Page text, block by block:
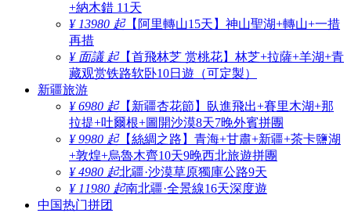
+納木錯 11天
¥ 13980 起【阿里轉山15天】神山聖湖+轉山+一措
再措
¥ 面議 起【首飛林芝 赏桃花】林芝+拉薩+羊湖+青
藏观赏铁路软卧10日遊（可定製）
新疆旅游
¥ 6980 起【新疆杏花節】臥進飛出+賽里木湖+那
拉提+吐爾根+圖開沙漠8天7晚外賓拼團
¥ 9980 起【絲綢之路】青海+甘肅+新疆+茶卡鹽湖
+敦煌+烏魯木齊10天9晚西北旅遊拼團
¥ 4980 起北疆·沙漠草原獨庫公路9天
¥ 11980 起南北疆·全景線16天深度遊
中国热门拼团